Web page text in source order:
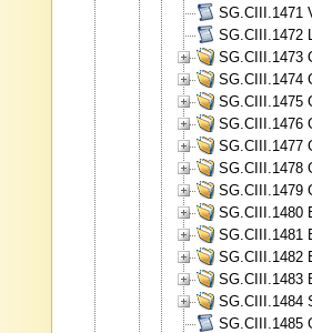
SG.CIII.1471
SG.CIII.1472
SG.CIII.1473
SG.CIII.1474
SG.CIII.1475
SG.CIII.1476
SG.CIII.1477
SG.CIII.1478
SG.CIII.1479
SG.CIII.1480
SG.CIII.1481
SG.CIII.1482
SG.CIII.1483
SG.CIII.1484
SG.CIII.1485